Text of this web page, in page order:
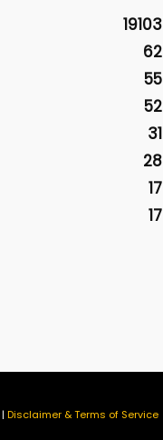
19103
62
55
52
31
28
17
17
| Disclaimer & Terms of Service